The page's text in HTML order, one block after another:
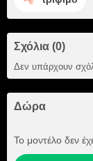
Σχόλια (0)
Δεν υπάρχουν
Δώρα
Το μοντέλο δεν